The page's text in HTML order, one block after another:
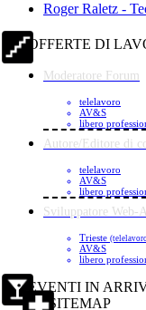
Roger Raletz -
OFFERTE DI
Moderatore Forum
telelavoro
AV&S
libero
Autore/Editore di
telelavoro
AV&S
libero
Sviluppatore Web-
Trieste
AV&S
libero
EVENTI IN
SITEMAP